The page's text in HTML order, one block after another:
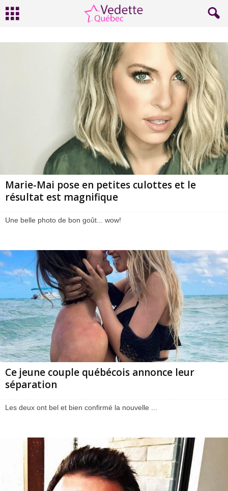
Marie-Mai pose en petites culottes et le
résultat est magnifique
Une belle photo de bon goût... wow!
Ce jeune couple québécois annonce leur
séparation
Les deux ont bel et bien confirmé la nouvelle ...